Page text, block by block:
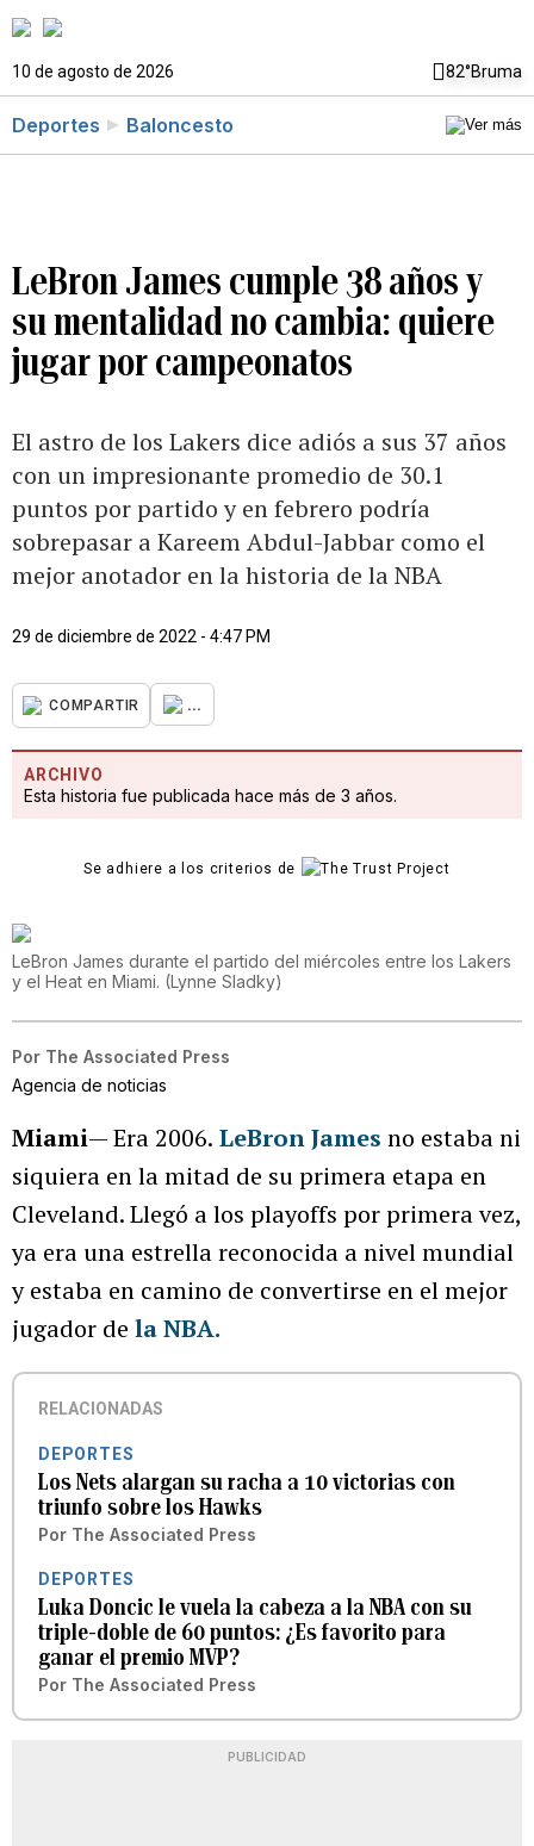
10 de agosto de 2026 82°Bruma
Deportes Baloncesto
LeBron James cumple 38 años y
su mentalidad no cambia: quiere
jugar por campeonatos
El astro de los Lakers dice adiós a sus 37 años
con un impresionante promedio de 30.1
puntos por partido y en febrero podría
sobrepasar a Kareem Abdul-Jabbar como el
mejor anotador en la historia de la NBA
29 de diciembre de 2022 - 4:47 PM
COMPARTIR ...
ARCHIVO
Esta historia fue publicada hace más de 3 años.
Se adhiere a los criterios de
LeBron James durante el partido del miércoles entre los Lakers
y el Heat en Miami. (Lynne Sladky)
Por The Associated Press
Agencia de noticias
Miami— Era 2006. LeBron James no estaba ni
siquiera en la mitad de su primera etapa en
Cleveland. Llegó a los playoffs por primera vez,
ya era una estrella reconocida a nivel mundial
y estaba en camino de convertirse en el mejor
jugador de la NBA.
RELACIONADAS
DEPORTES
Los Nets alargan su racha a 10 victorias con
triunfo sobre los Hawks
Por The Associated Press
DEPORTES
Luka Doncic le vuela la cabeza a la NBA con su
triple-doble de 60 puntos: ¿Es favorito para
ganar el premio MVP?
Por The Associated Press
PUBLICIDAD